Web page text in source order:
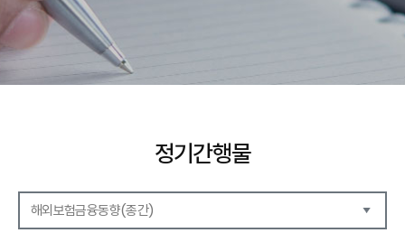
정기간행물
해외보험금융동향(종간)